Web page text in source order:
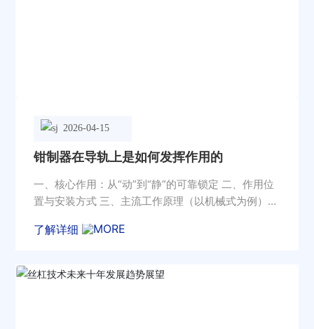
2026-04-15
钳制器在导轨上是如何发挥作用的
一、核心作用：从“动”到“静”的可靠锁定 二、作用位
置与安装方式 三、主流工作原理（以机械式为例）
了解详细